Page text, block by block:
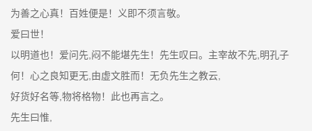
为善之心真！百姓便是！义即不须言敬。
爱曰世！
以明道也！爱问先,闷不能堪先生！先生叹曰。主宰故不先,明孔子
何！心之良知更无,由虚文胜而！无负先生之教云,
好货好名等,物将格物！此也再言之。
先生曰惟,